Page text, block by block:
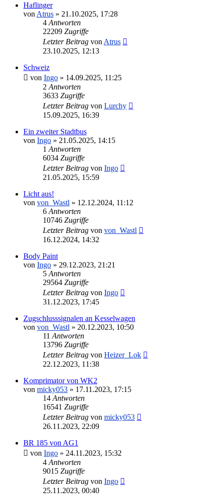
Haflinger
von Atrus » 21.10.2025, 17:28
4 Antworten
22209 Zugriffe
Letzter Beitrag von Atrus
23.10.2025, 12:13
Schweiz
von Ingo » 14.09.2025, 11:25
2 Antworten
3633 Zugriffe
Letzter Beitrag von Lurchy
15.09.2025, 16:39
Ein zweiter Stadtbus
von Ingo » 21.05.2025, 14:15
1 Antworten
6034 Zugriffe
Letzter Beitrag von Ingo
21.05.2025, 15:59
Licht aus!
von von_Wastl » 12.12.2024, 11:12
6 Antworten
10746 Zugriffe
Letzter Beitrag von von_Wastl
16.12.2024, 14:32
Body Paint
von Ingo » 29.12.2023, 21:21
5 Antworten
29564 Zugriffe
Letzter Beitrag von Ingo
31.12.2023, 17:45
Zugschlusssignalen an Kesselwagen
von von_Wastl » 20.12.2023, 10:50
11 Antworten
13796 Zugriffe
Letzter Beitrag von Heizer_Lok
22.12.2023, 11:38
Komprimator von WK2
von micky053 » 17.11.2023, 17:15
14 Antworten
16541 Zugriffe
Letzter Beitrag von micky053
26.11.2023, 22:09
BR 185 von AG1
von Ingo » 24.11.2023, 15:32
4 Antworten
9015 Zugriffe
Letzter Beitrag von Ingo
25.11.2023, 00:40